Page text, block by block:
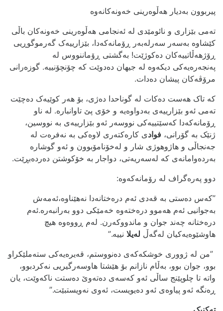
پیربوون به‌دیار هه‌ڵوه‌رینی خه‌ونه‌کانه‌وه‌
تەمی بێزاری و نائومێدی لە ئەنجامی هەڵوەرینی خەونەکان باڵی
کێشاوە بەسەر سەرلەبەر ڕۆمانەکەدا، بێزارییەک گه‌رموگوڕیی
ڕۆژهه‌ڵاتییه‌کان ده‌کوژێت! بەگشتی ڕۆماننووس لە
پەنجەرەیەکی دیکەوە لە جیهان دەدوێت کە چۆنچۆنییە. گوزەرانی
مرۆڤەکان پیشان دەدات.
کە تاک هەست دەکات لە گوناحدا دەژی، بۆ هەر کوێیەک دەچێت
تەمی ئەو بێزارییەی بەدواوەیە و خۆی پێ تاوانبارە. له‌ ناو
ڕۆمانه‌که‌دا که‌سێتییه‌کی نووسەر ئەو بێزارییەی بە نووسین،
ژنێک بە گۆرانی، فوادی کارەکتەری لاوەکی بە نەفرەت لە
جەنجاڵی و هاژوهوژی شار و لەخۆنامۆبوون و ئەو گوشارە
بەردەوامانەی کە لەسەریەتی، دواجار به‌ خۆکوشتن ده‌رده‌بڕێت.
دوو پەرەگراف له‌ رۆمانه‌که‌وه‌:
”کەس دەستی بە قەدی ئەم درەختانەدا نەهێناوە،ئەمەش
بەجوانیی ئەم هەموو درەختەوە خەمێکی دوو بەرانبەرە.ئەم
درەختانە چەند جوان و ماندووکەرن. لەم ڕووەوە هیچ
هاوشێوەیەکیان لەگەڵ لەیلا نییە.”
”من لە ژووری خوشکەکەی دەنووستم، قەیرەیەکی ستەملێکراو
بوو، جوان بوو، بەڵام نازانم بۆ هێشتا هاوسەرگیریی نەکردبوو،
واتە تا چلوپێنج ساڵی ئەو کەسەی دەتەوێ دەستت ناکەوێت، یان
ڕەنگە ئەو پیاوەی ئەو دەیویست، ئەوی نەویستبێت.”